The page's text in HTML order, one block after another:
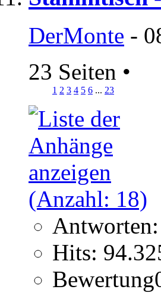
DerMonte -
23 Seiten •
1 2 3 4 5 6 ... 23
Antworten:
Hits: